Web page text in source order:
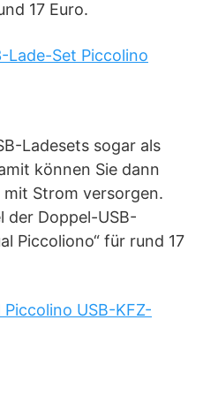
17 Euro.
Lade-Set Piccolino
Ladesets sogar als
können Sie dann
Strom versorgen.
der Doppel-USB-
Piccoliono“ für rund 17
USB-KFZ-